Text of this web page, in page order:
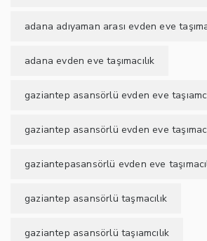
adana adıyaman arası evden eve
adana evden eve taşımacılık
gaziantep asansörlü evden eve
gaziantep asansörlü evden eve
gaziantepasansörlü evden eve
gaziantep asansörlü taşmacılık
gaziantep asansörlü taşıamcılık